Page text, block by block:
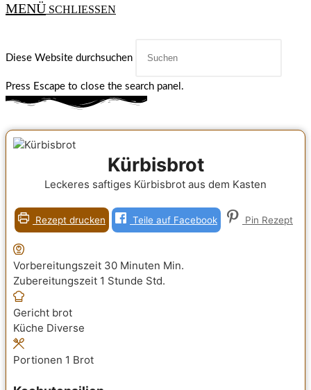
MENÜ SCHLIESSEN
Diese Website durchsuchen
Press Escape to close the search panel.
Kürbisbrot
Leckeres saftiges Kürbisbrot aus dem Kasten
Rezept drucken Teile auf Facebook Pin Rezept
Vorbereitungszeit 30 Minuten Min.
Zubereitungszeit 1 Stunde Std.
Gericht brot
Küche Diverse
Portionen 1 Brot